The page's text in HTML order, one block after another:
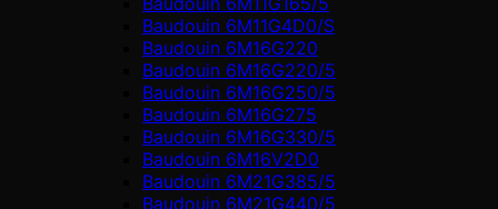
Baudouin 6M11G4D0/S
Baudouin 6M16G220
Baudouin 6M16G220/5
Baudouin 6M16G250/5
Baudouin 6M16G275
Baudouin 6M16G330/5
Baudouin 6M16V2D0
Baudouin 6M21G385/5
Baudouin 6M21G440/5